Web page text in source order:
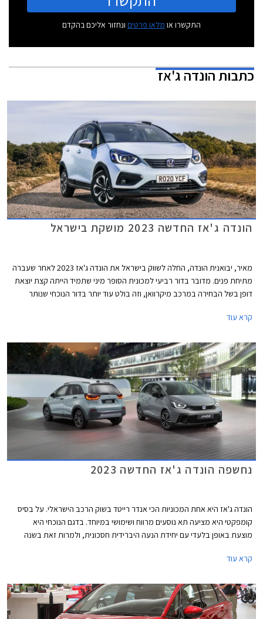
התקשרו או מלאו פרטים ונחזור אליכם בהקדם
כתבותהונדה ג'אז
הונדה ג'אז החדשה 2023 מושקת בישראל
מאיר, יבואנית הונדה, החלה לשווק בישראל את הונדה ג'אז 2023 לאחר שעברה
מתיחת פנים. מדובר בדור רביעי למכונית הסופר מיני שתמיד הייתה קצת יוצאת
דופן בשל הבחירה במרכב מיקרוואן, וזה בולט עוד יותר בדור הנוכחי שנותר
פנאי קטנים במקום מיקרוואנים. במסגרת מתיחת הפנים מתייקרת הונדה ג'אז
לרמות האבזור הבכירות. מדובר בעליה של 22,000 ₪ לעומת גרסת הכניסה
היוצאת. יצוין כי רמת האבזור הבסיסית קומפורט נגרעה מההיצע וכעת רמת
האבזור אלגנס משמשת כגרסת הכניסה אך גם אז מדובר בהתייקרות
משמעותית של 15,000 ₪ לעומת הדגם היוצא.
קרא עוד
נחשפה הונדה ג'אז החדשה 2023
הונדה ג'אז היא אחת המכוניות הכי אנדר רייטד בשוק הרכב הישראלי. על בסיס
קומפקטי היא מציעה תא נוסעים מרווח ושימושי במיוחד. בדגם הנוכחי היא
מוצעת באופן בלעדי עם יחידת הנעה היברידית חסכונית, ולמרות זאת בשנה
למתחרות, לתג המחיר הגבוה בוודאי יש חלק בכך. כעת הונדה חושפת מתיחת
הזעומים. הונדה ג'אז המעודכנת תוצע לרכישה באירופה כבר בתקופה הקרובה
ואנו מעריכים כי בהמשך השנה היא תגיע גם לישראל.
קרא עוד